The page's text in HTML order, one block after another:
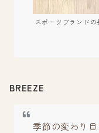
スポーツブランド
BREEZE
季節の変わり